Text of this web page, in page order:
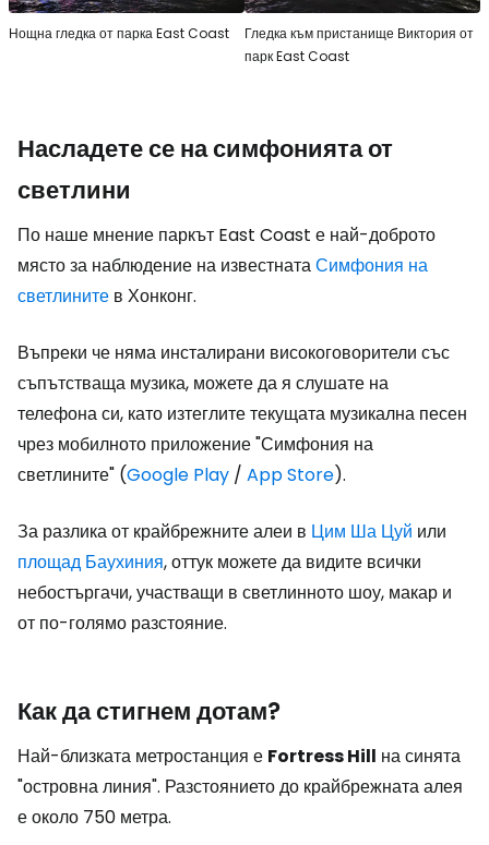
Нощна гледка от парка East Coast
Гледка към пристанище Виктория от
парк East Coast
Насладете се на симфонията от
светлини
По наше мнение паркът East Coast е най-доброто
място за наблюдение на известнатаСимфония на
светлините в Хонконг.
Въпреки че няма инсталирани високоговорители със
съпътстваща музика, можете да я слушате на
телефона си, като изтеглите текущата музикална песен
чрез мобилното приложение "Симфония на
светлините" (Google Play / App Store).
За разлика от крайбрежните алеи в Цим Ша Цуй или
площад Баухиния, оттук можете да видите всички
небостъргачи, участващи в светлинното шоу, макар и
от по-голямо разстояние.
Как да стигнем дотам?
Най-близката метростанция е Fortress Hill на синята
"островна линия". Разстоянието до крайбрежната алея
е около 750 метра.